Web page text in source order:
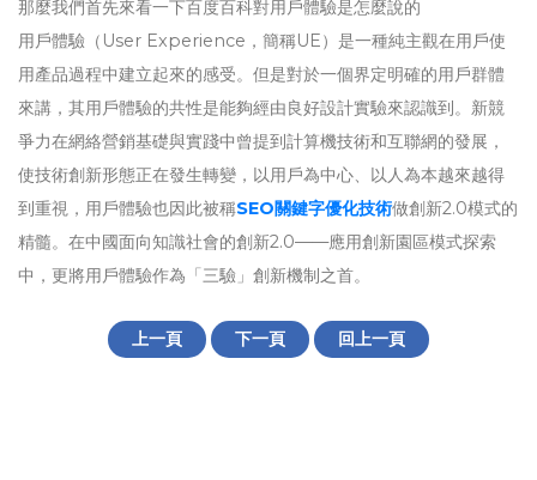
那麼我們首先來看一下百度百科對用戶體驗是怎麼說的
用戶體驗（User Experience，簡稱UE）是一種純主觀在用戶使
用產品過程中建立起來的感受。但是對於一個界定明確的用戶群體
來講，其用戶體驗的共性是能夠經由良好設計實驗來認識到。新競
爭力在網絡營銷基礎與實踐中曾提到計算機技術和互聯網的發展，
使技術創新形態正在發生轉變，以用戶為中心、以人為本越來越得
到重視，用戶體驗也因此被稱SEO關鍵字優化技術做創新2.0模式的
精髓。在中國面向知識社會的創新2.0——應用創新園區模式探索
中，更將用戶體驗作為「三驗」創新機制之首。
上一頁 下一頁 回上一頁